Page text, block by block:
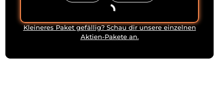
Mehr Infos unter:
aktien.de/haftungsausschluss/
Kleineres Paket gefällig? Schau dir unsere einzelnen
Aktien-Pakete an.